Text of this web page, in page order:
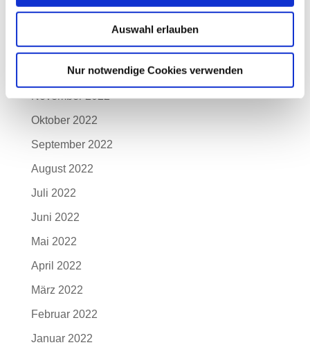
Auswahl erlauben
Nur notwendige Cookies verwenden
Januar 2023
Dezember 2022
November 2022
Oktober 2022
September 2022
August 2022
Juli 2022
Juni 2022
Mai 2022
April 2022
März 2022
Februar 2022
Januar 2022